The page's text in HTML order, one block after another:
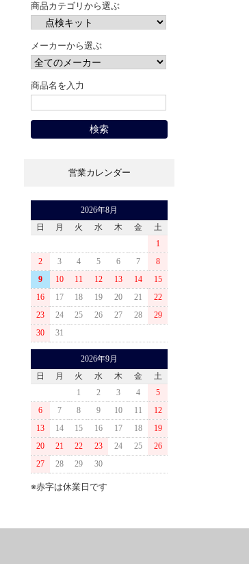
商品カテゴリから選ぶ
メーカーから選ぶ
商品名を入力
営業カレンダー
2026年8月
日
月 火 水 木 金
土
1
2
3 4 5 6 7
8
9
10 11 12 13 14
15
16
17 18 19 20 21
22
23
24 25 26 27 28
29
30
31
2026年9月
日
月 火 水 木 金
土
1
2 3 4
5
6
7 8 9 10 11
12
13
14 15 16 17 18
19
20
21 22 23 24 25
26
27
28 29 30
※赤字は休業日です